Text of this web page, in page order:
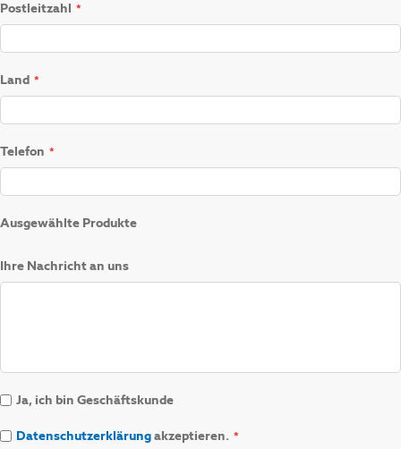
Postleitzahl
Land
Telefon
Ausgewählte Produkte
Ihre Nachricht an uns
Ja, ich bin Geschäftskunde
Datenschutzerklärungakzeptieren.